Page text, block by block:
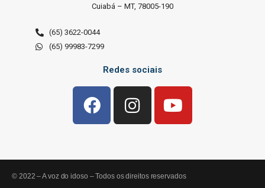
Cuiabá – MT, 78005-190
(65) 3622-0044
(65) 99983-7299
Redes sociais
© 2022 – A voz do idoso – Todos os direitos reservados